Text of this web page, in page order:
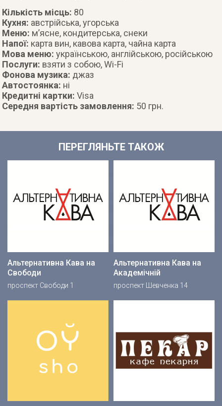
Кількість місць: 80
Кухня: австрійська, угорська
Меню: м’ясне, кондитерська, снеки
Напої: карта вин, кавова карта, чайна карта
Мова меню:українською, англійською, російською
Послуги: взяти з собою, Wi-Fi
Фонова музика: джаз
Автостоянка: ні
Кредитні картки:Visa
Середня вартість замовлення: 50 грн.
ПЕРЕГЛЯНЬТЕ ТАКОЖ
Альтернативна Кава на
Свободи
проспект Свободи 1
Альтернативна Кава на
Академічній
проспект Шевченка 14